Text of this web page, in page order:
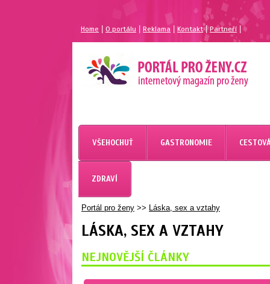
Home |O portálu Reklama Kontakt| Partneří
VŠEHOCHUŤ GASTRONOMIE
ZDRAVÍ
Portál pro ženy >> Láska, sex a vztahy
LÁSKA, SEX A VZTAHY
NEJNOVĚJŠÍ ČLÁNKY